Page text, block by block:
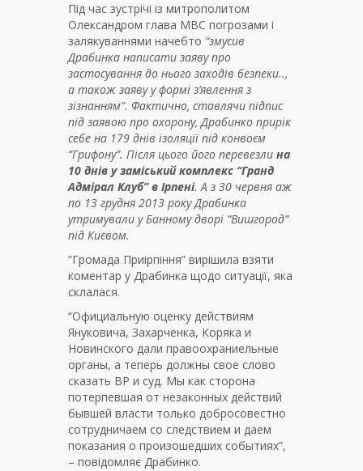
Під час зустрічі із митрополитом
Олександром глава МВС погрозами і
залякуваннями начебто “змусив
Драбинка написати заяву про
застосування до нього заходів безпеки..,
а також заяву у формі з’явлення з
зізнанням”. Фактично, ставлячи підпис
під заявою про охорону, Драбинко прирік
себе на 179 днів ізоляції під конвоєм
“Грифону”. Після цього його перевезли на
10 днів у заміський комплекс “Гранд
Адмірал Клуб” в Ірпені. А з 30 червня аж
по 13 грудня 2013 року Драбинка
утримували у Банному дворі “Вишгород”
під Києвом.
“Громада Приірпіння” вирішила взяти
коментар у Драбинка щодо ситуації, яка
склалася.
“Официальную оценку действиям
Януковича, Захарченка, Коряка и
Новинского дали правоохраниельные
органы, а теперь должны свое слово
сказать ВР и суд. Мы как сторона
потерпевшая от незаконных действий
бывшей власти только добросовестно
сотрудничаем со следствием и даем
показания о произошедших событиях”,
– повідомляє Драбинко.